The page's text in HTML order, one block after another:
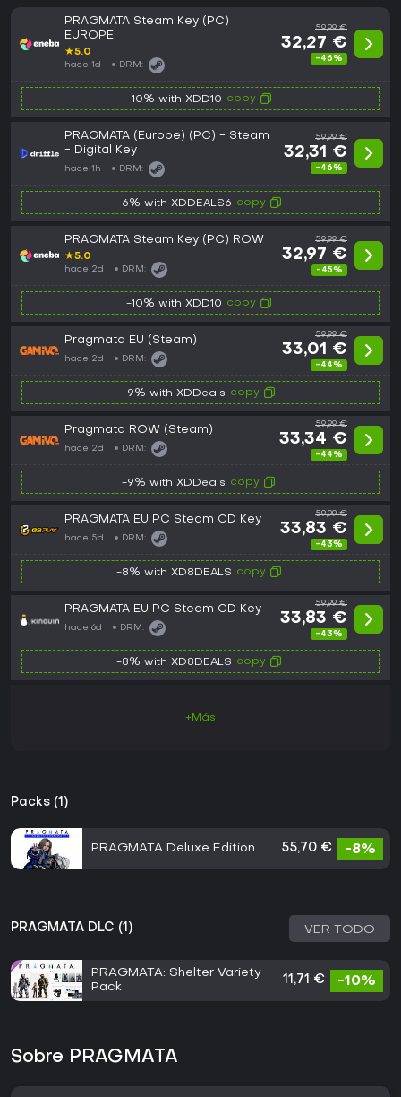
PRAGMATA Steam Key (PC)
EUROPE
★5.0
hace 1d DRM:
59,99 €
32,27 €
-46%
-10% with XDD10 copy
PRAGMATA (Europe) (PC) - Steam
- Digital Key
hace 1h DRM:
59,99 €
32,31 €
-46%
-6% with XDDEALS6 copy
PRAGMATA Steam Key (PC) ROW
★5.0
hace 2d DRM:
59,99 €
32,97 €
-45%
-10% with XDD10 copy
Pragmata EU (Steam)
hace 2d DRM:
59,99 €
33,01 €
-44%
-9% with XDDeals copy
Pragmata ROW (Steam)
hace 2d DRM:
59,99 €
33,34 €
-44%
-9% with XDDeals copy
PRAGMATA EU PC Steam CD Key
hace 5d DRM:
59,99 €
33,83 €
-43%
-8% with XD8DEALS copy
PRAGMATA EU PC Steam CD Key
hace 6d DRM:
59,99 €
33,83 €
-43%
-8% with XD8DEALS copy
+Más
Packs (1)
PRAGMATA Deluxe Edition 55,70 € -8%
PRAGMATA DLC (1) VER TODO
PRAGMATA: Shelter Variety
Pack
11,71 € -10%
Sobre PRAGMATA